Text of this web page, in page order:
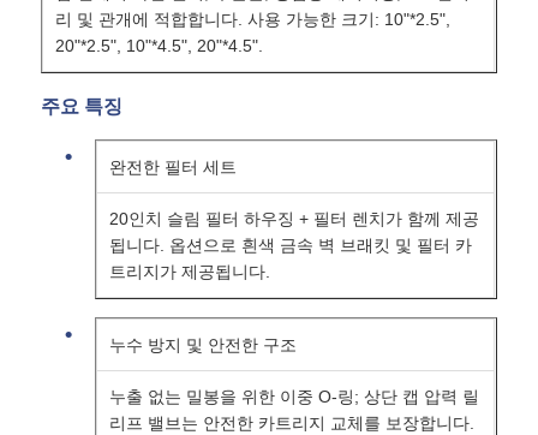
FRP 압력 용기
물 완화기 소금물 탱크
이온 교환 수지
필터 제어 밸브
리 및 관개에 적합합니다. 사용 가능한 크기: 10"*2.5",
20"*2.5", 10"*4.5", 20"*4.5".
주요 특징
완전한 필터 세트
20인치 슬림 필터 하우징 + 필터 렌치가 함께 제공
됩니다. 옵션으로 흰색 금속 벽 브래킷 및 필터 카
트리지가 제공됩니다.
누수 방지 및 안전한 구조
누출 없는 밀봉을 위한 이중 O-링; 상단 캡 압력 릴
리프 밸브는 안전한 카트리지 교체를 보장합니다.